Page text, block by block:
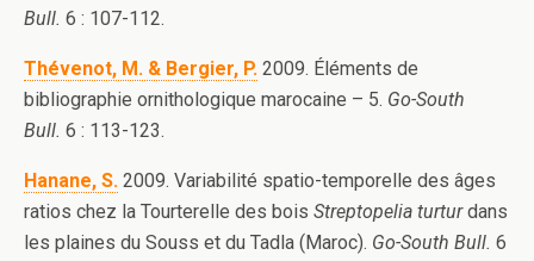
Bull. 6 : 107-112.
Thévenot, M. & Bergier, P. 2009. Éléments de
bibliographie ornithologique marocaine – 5. Go-South
Bull. 6 : 113-123.
Hanane, S. 2009. Variabilité spatio-temporelle des âges
ratios chez la Tourterelle des bois Streptopelia turturdans
les plaines du Souss et du Tadla (Maroc). Go-South Bull. 6